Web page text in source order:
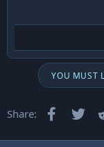
YOU MUST
Share: